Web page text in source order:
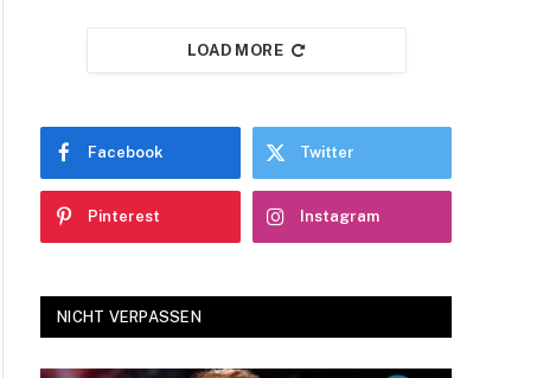
LOAD MORE
Facebook Twitter
Pinterest Instagram
NICHT VERPASSEN